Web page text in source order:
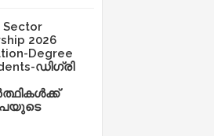
Sector
2026
Degree
ഡിഗ്രി